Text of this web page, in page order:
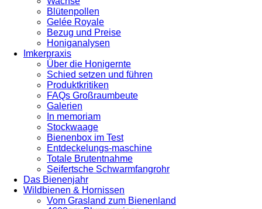
Blütenpollen
Gelée Royale
Bezug und Preise
Honiganalysen
Imkerpraxis
Über die Honigernte
Schied setzen und führen
Produktkritiken
FAQs Großraumbeute
Galerien
In memoriam
Stockwaage
Bienenbox im Test
Entdeckelungs-maschine
Totale Brutentnahme
Seifertsche Schwarmfangrohr
Das Bienenjahr
Wildbienen & Hornissen
Vom Grasland zum Bienenland